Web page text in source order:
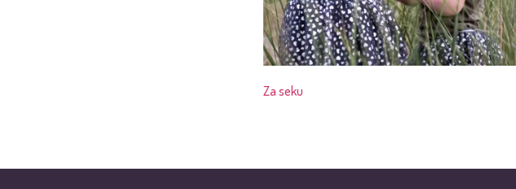
Za seku